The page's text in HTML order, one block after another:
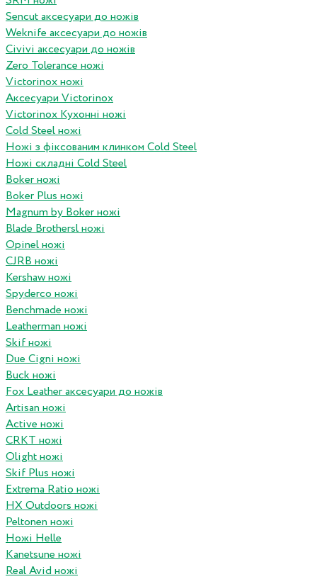
Sencut аксесуари до ножів
Weknife аксесуари до ножів
Civivi аксесуари до ножів
Zero Tolerance ножі
Victorinox ножі
Аксесуари Victorinox
Victorinox Кухонні ножі
Cold Steel ножі
Ножі з фіксованим клинком Cold Steel
Ножі складні Cold Steel
Boker ножі
Boker Plus ножі
Magnum by Boker ножі
Blade Brothersl ножі
Opinel ножі
CJRB ножі
Kershaw ножі
Spyderco ножі
Benchmade ножі
Leatherman ножі
Skif ножі
Due Cigni ножі
Buck ножі
Fox Leather аксесуари до ножів
Artisan ножі
Active ножі
CRKT ножі
Olight ножі
Skif Plus ножі
Extrema Ratio ножі
HX Outdoors ножі
Peltonen ножі
Ножі Helle
Kanetsune ножі
Real Avid ножі